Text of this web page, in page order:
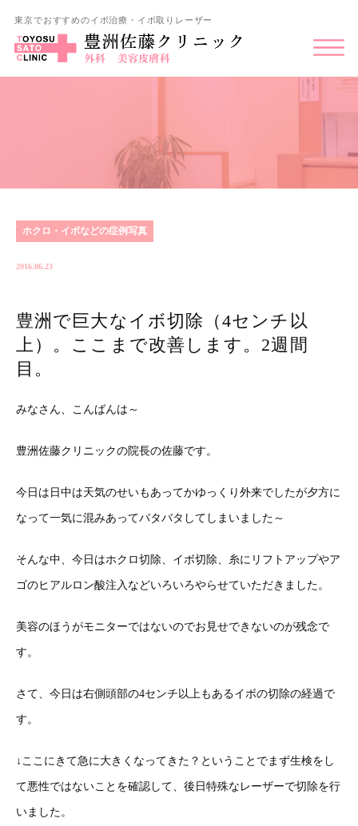
東京でおすすめのイボ治療・イボ取りレーザー
ホクロ・イボなどの症例写真
2016.06.23
豊洲で巨大なイボ切除（4センチ以
上）。ここまで改善します。2週間
目。
みなさん、こんばんは～
豊洲佐藤クリニックの院長の佐藤です。
今日は日中は天気のせいもあってかゆっくり外来でしたが夕方に
なって一気に混みあってバタバタしてしまいました～
そんな中、今日はホクロ切除、イボ切除、糸にリフトアップやア
ゴのヒアルロン酸注入などいろいろやらせていただきました。
美容のほうがモニターではないのでお見せできないのが残念で
す。
さて、今日は右側頭部の4センチ以上もあるイボの切除の経過で
す。
↓ここにきて急に大きくなってきた？ということでまず生検をし
て悪性ではないことを確認して、後日特殊なレーザーで切除を行
いました。